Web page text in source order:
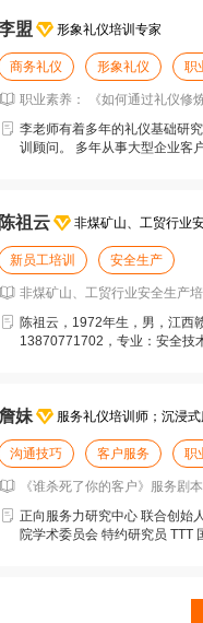
盟 形象礼仪培训专家
商务礼仪 形象礼仪 职
职业素养： 《如何通过礼仪修炼
李老师有着多年的礼仪基础研
训顾问。 多年从事大型企业客
陈祖云 非煤矿山、工贸行业
新员工培训 安全生产
非煤矿山、工贸行业安全生产
陈祖云，1972年生，男，江西
13870771702，专业：安全技
妹 服务礼仪培训师；沉浸
沟通技巧 客户服务 职
《谁杀死了你的客户》服务剧
正向服务力研究中心 联合创始
院学术委员会 特约研究员 TTT